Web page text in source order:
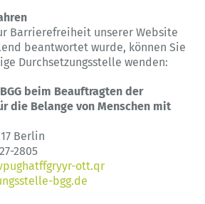
Barrierefreiheit unserer Website
beantwortet wurde, können Sie
Durchsetzungsstelle wenden:
beim Beauftragten der
die Belange von Menschen mit
Berlin
2805
ott.qr
bgg.de